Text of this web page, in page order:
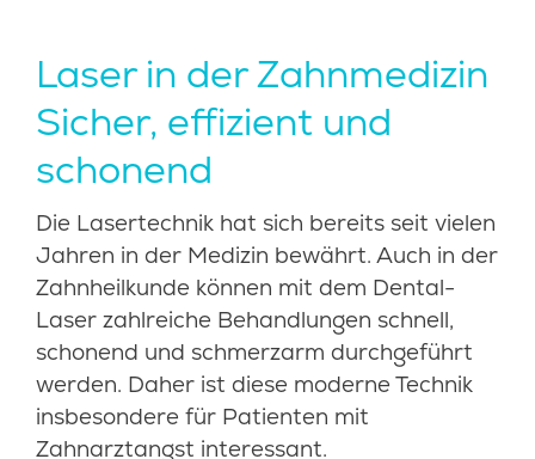
Laser in der Zahnmedizin
Sicher, effizient und
schonend
Die Lasertechnik hat sich bereits seit vielen
Jahren in der Medizin bewährt. Auch in der
Zahnheilkunde können mit dem Dental-
Laser zahlreiche Behandlungen schnell,
schonend und schmerzarm durchgeführt
werden. Daher ist diese moderne Technik
insbesondere für Patienten mit
Zahnarztangst interessant.